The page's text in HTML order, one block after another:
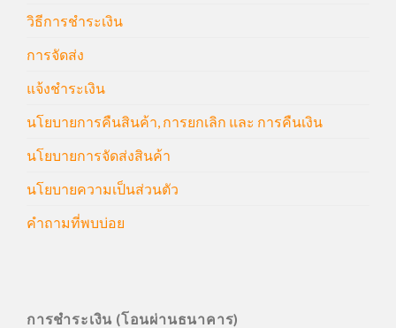
วิธีการชำระเงิน
การจัดส่ง
แจ้งชำระเงิน
นโยบายการคืนสินค้า, การยกเลิก และ การคืนเงิน
นโยบายการจัดส่งสินค้า
นโยบายความเป็นส่วนตัว
คำถามที่พบบ่อย
การชำระเงิน (โอนผ่านธนาคาร)